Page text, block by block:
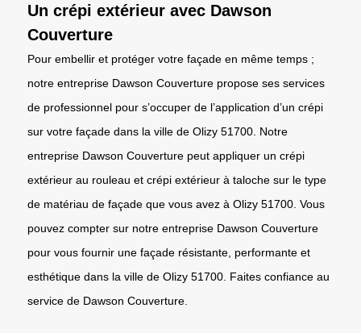
Un crépi extérieur avec Dawson
Couverture
Pour embellir et protéger votre façade en même temps ;
notre entreprise Dawson Couverture propose ses services
de professionnel pour s’occuper de l’application d’un crépi
sur votre façade dans la ville de Olizy 51700. Notre
entreprise Dawson Couverture peut appliquer un crépi
extérieur au rouleau et crépi extérieur à taloche sur le type
de matériau de façade que vous avez à Olizy 51700. Vous
pouvez compter sur notre entreprise Dawson Couverture
pour vous fournir une façade résistante, performante et
esthétique dans la ville de Olizy 51700. Faites confiance au
service de Dawson Couverture.